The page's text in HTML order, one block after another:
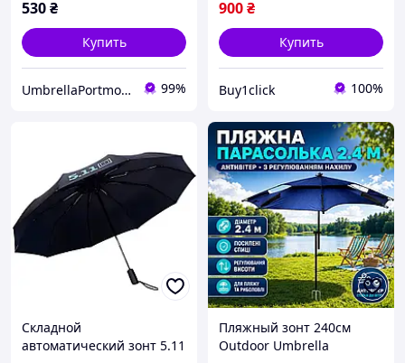
530₴
Купить
UmbrellaPortmone 99%
900₴
Купить
Buy1click 100%
Складной
автоматический зонт 5.11
Пляжный зонт 240см
Outdoor Umbrella